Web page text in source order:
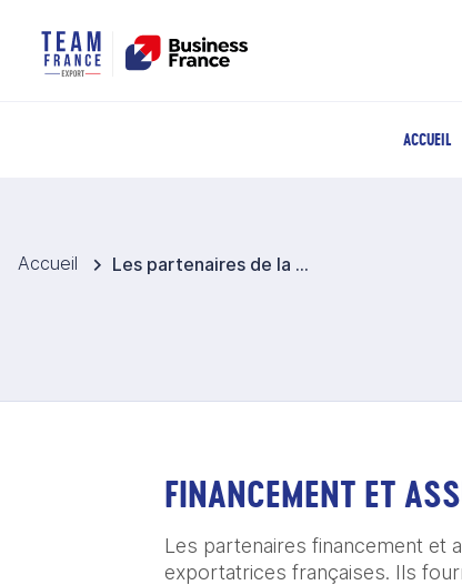
ACCUEIL
Accueil Les partenaires de la Team France Export
FINANCEMENT ET
Les partenaires financement et
exportatrices françaises. Ils